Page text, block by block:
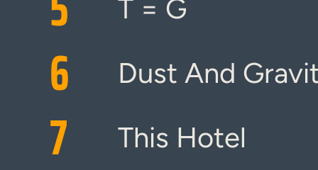
T = G
6 Dust And
7 This Hotel